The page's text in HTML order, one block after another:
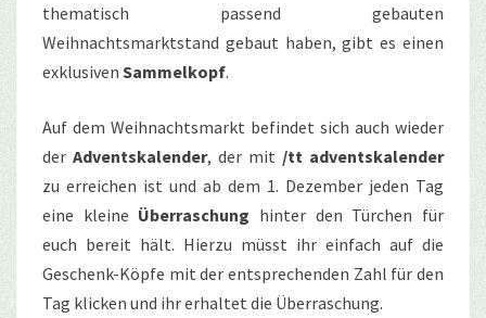
thematisch passend gebauten
Weihnachtsmarktstand gebaut haben, gibt es einen
exklusiven Sammelkopf.
Auf dem Weihnachtsmarkt befindet sich auch wieder
der Adventskalender, der mit /tt adventskalender
zu erreichen ist und ab dem 1. Dezember jeden Tag
eine kleine Überraschung hinter den Türchen für
euch bereit hält. Hierzu müsst ihr einfach auf die
Geschenk-Köpfe mit der entsprechenden Zahl für den
Tag klicken und ihr erhaltet die Überraschung.